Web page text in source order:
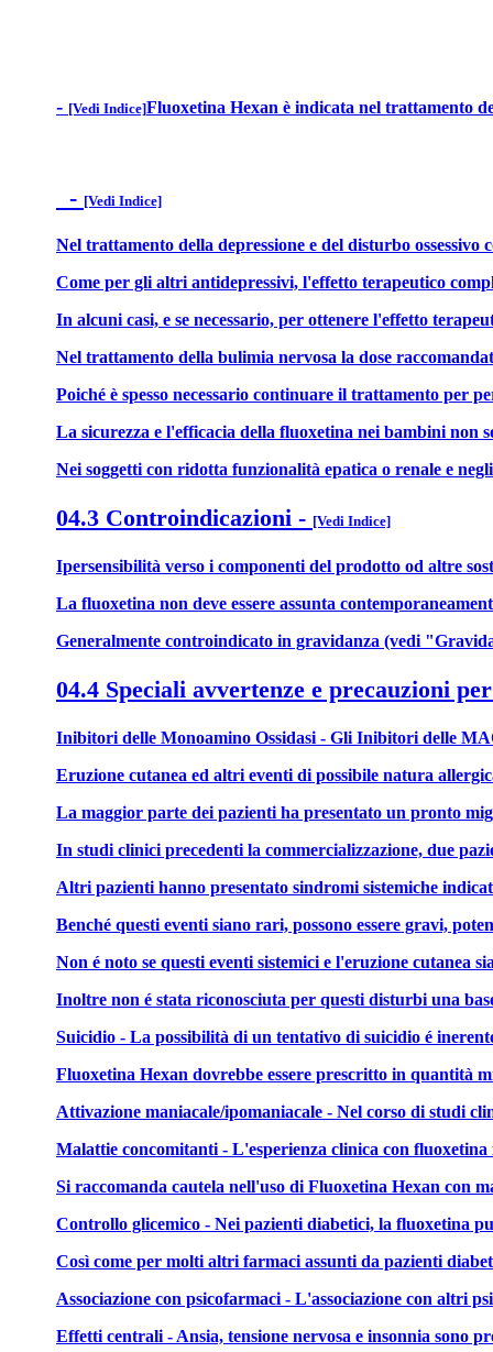
- [Vedi Indice]Fluoxetina Hexan è indicata nel trattamento
- [Vedi Indice]
Nel trattamento della depressione e del disturbo
Come per gli altri antidepressivi, l'effetto terapeutico
In alcuni casi, e se necessario, per ottenere l'effetto
Nel trattamento della bulimia nervosa la dose
Poiché è spesso necessario continuare il trattamento per
La sicurezza e l'efficacia della fluoxetina nei bambini non
Nei soggetti con ridotta funzionalità epatica o renale e
04.3 Controindicazioni - [Vedi Indice]
Ipersensibilità verso i componenti del prodotto od altre
La fluoxetina non deve essere assunta
Generalmente controindicato in gravidanza (vedi
04.4 Speciali avvertenze e precauzioni
Inibitori delle Monoamino Ossidasi - Gli Inibitori delle
Eruzione cutanea ed altri eventi di possibile natura
La maggior parte dei pazienti ha presentato un pronto
In studi clinici precedenti la commercializzazione, due
Altri pazienti hanno presentato sindromi sistemiche
Benché questi eventi siano rari, possono essere gravi,
Non é noto se questi eventi sistemici e l'eruzione cutanea
Inoltre non é stata riconosciuta per questi disturbi una
Suicidio - La possibilità di un tentativo di suicidio é
Fluoxetina Hexan dovrebbe essere prescritto in quantità
Attivazione maniacale/ipomaniacale - Nel corso di studi
Malattie concomitanti - L'esperienza clinica con
Si raccomanda cautela nell'uso di Fluoxetina Hexan con
Controllo glicemico - Nei pazienti diabetici, la fluoxetina
Così come per molti altri farmaci assunti da pazienti
Associazione con psicofarmaci - L'associazione con altri
Effetti centrali - Ansia, tensione nervosa e insonnia sono